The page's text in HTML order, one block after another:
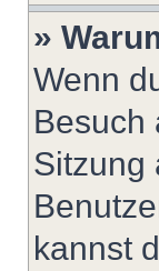
»
Wenn
Besuch
Sitzung
kannst